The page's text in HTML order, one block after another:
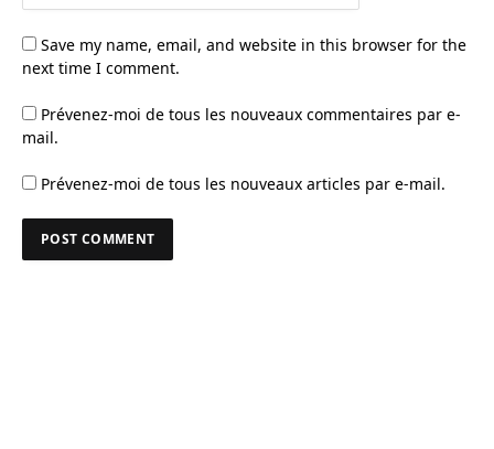
Save my name, email, and website in this browser for the
next time I comment.
Prévenez-moi de tous les nouveaux commentaires par e-
mail.
Prévenez-moi de tous les nouveaux articles par e-mail.